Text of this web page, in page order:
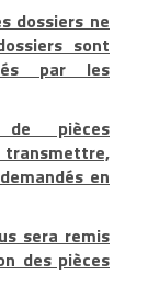
dossiers ne
sont
par les
pièces
en
sera remis
des pièces